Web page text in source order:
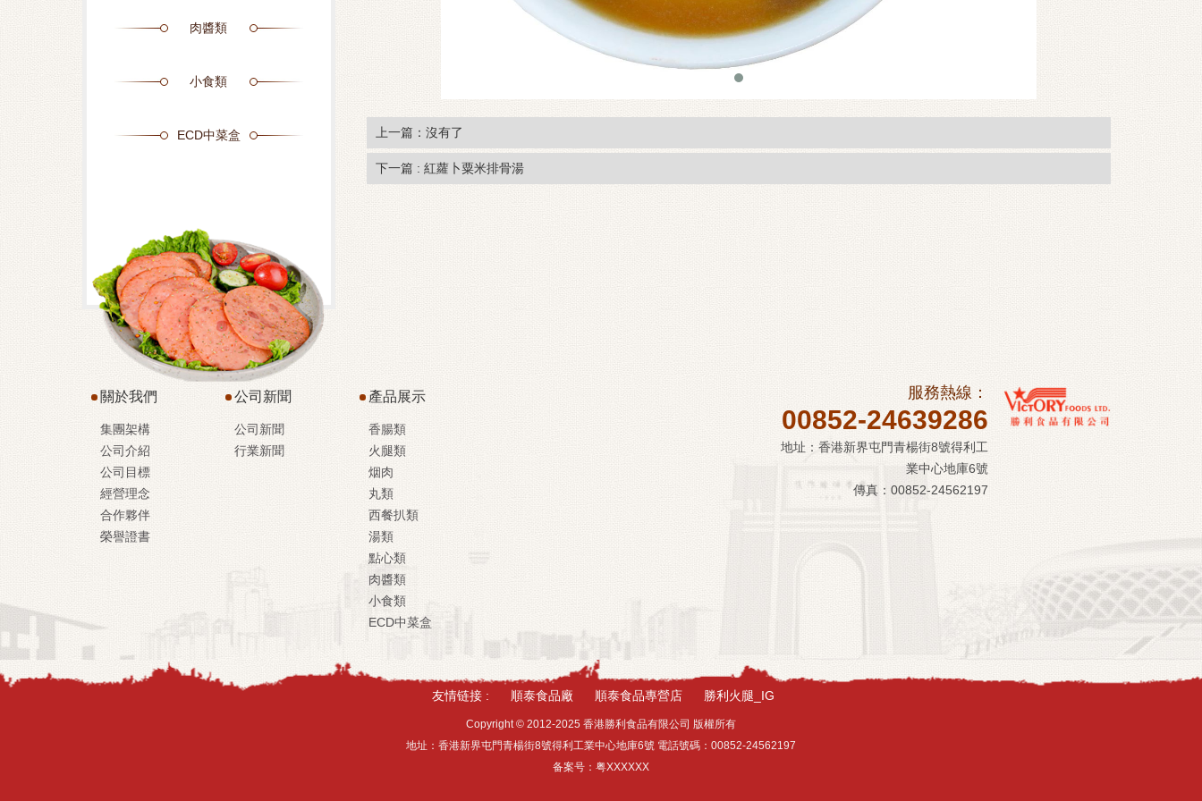
肉醬類
小食類
ECD中菜盒 上一篇：沒有了
下一篇 : 紅蘿卜粟米排骨湯
關於我們
集團架構
公司介紹
公司目標
經營理念
合作夥伴
榮譽證書
公司新聞
公司新聞
行業新聞
產品展示
香腸類
火腿類
烟肉
丸類
西餐扒類
湯類
點心類
肉醬類
小食類
ECD中菜盒
服務熱線：
00852-24639286
地址：香港新界屯門青楊街8號得利工
業中心地庫6號
傳真：00852-24562197
友情链接 : 順泰食品廠 順泰食品專營店 勝利火腿_IG
Copyright © 2012-2025 香港勝利食品有限公司 版權所有
地址：香港新界屯門青楊街8號得利工業中心地庫6號 電話號碼：00852-24562197
备案号： 粤XXXXXX